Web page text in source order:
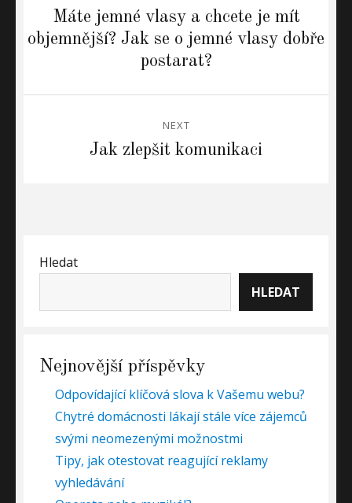
příspěvek
Previous
post:
Máte jemné vlasy a chcete je mít
objemnější? Jak se o jemné vlasy dobře
postarat?
NEXT
Jak zlepšit komunikaci
Hledat
HLEDAT
Nejnovější příspěvky
Odpovídající klíčová slova k Vašemu webu?
Chytré domácnosti lákají stále více zájemců
svými neomezenými možnostmi
Tipy, jak otestovat reagující reklamy
vyhledávání